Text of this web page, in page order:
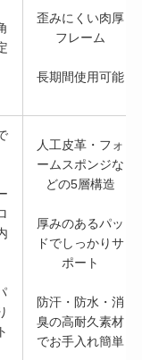
歪みにくい肉厚
フレーム
長期間使用可能
人工皮革・フォ
ームスポンジな
どの5層構造
厚みのあるパッ
ドでしっかりサ
ポート
防汗・防水・消
臭の高耐久素材
でお手入れ簡単